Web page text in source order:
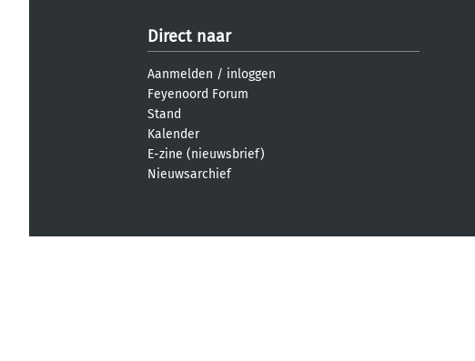
Direct naar
Aanmelden / inloggen
Feyenoord Forum
Stand
Kalender
E-zine (nieuwsbrief)
Nieuwsarchief